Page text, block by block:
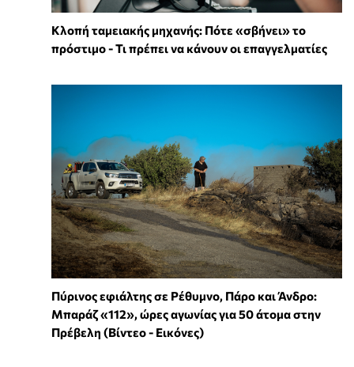
Κλοπή ταμειακής μηχανής: Πότε «σβήνει» το
πρόστιμο - Τι πρέπει να κάνουν οι επαγγελματίες
Πύρινος εφιάλτης σε Ρέθυμνο, Πάρο και Άνδρο:
Μπαράζ «112», ώρες αγωνίας για 50 άτομα στην
Πρέβελη (Βίντεο - Εικόνες)